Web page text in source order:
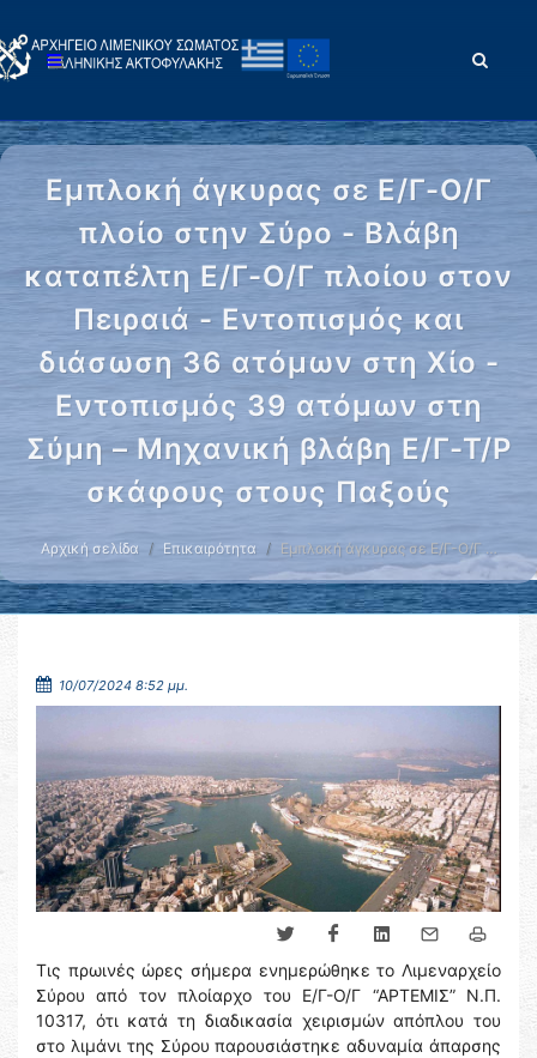
Εμπλοκή άγκυρας σε Ε/Γ-Ο/Γ
πλοίο στην Σύρο - Βλάβη
καταπέλτη Ε/Γ-Ο/Γ πλοίου στον
Πειραιά - Εντοπισμός και
διάσωση 36 ατόμων στη Χίο -
Εντοπισμός 39 ατόμων στη
Σύμη – Μηχανική βλάβη Ε/Γ-Τ/Ρ
σκάφους στους Παξούς
Αρχική σελίδα Επικαιρότητα Εμπλοκή άγκυρας σε Ε/Γ-Ο/Γ …
10/07/2024 8:52 μμ.
Τις πρωινές ώρες σήμερα ενημερώθηκε το Λιμεναρχείο
Σύρου από τον πλοίαρχο του Ε/Γ-Ο/Γ “ΑΡΤΕΜΙΣ” Ν.Π.
10317, ότι κατά τη διαδικασία χειρισμών απόπλου του
στο λιμάνι της Σύρου παρουσιάστηκε αδυναμία άπαρσης